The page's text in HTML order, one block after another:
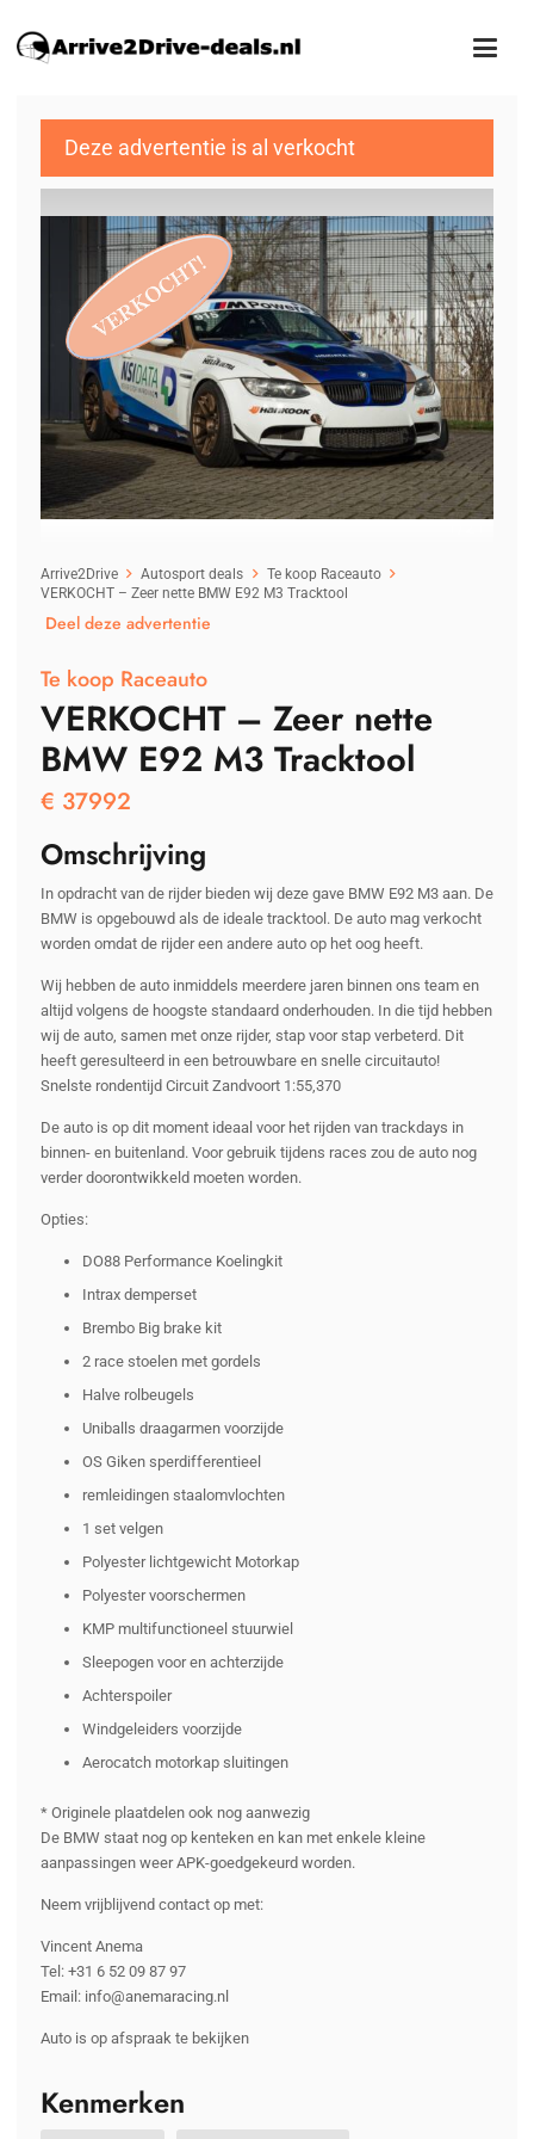
Deze advertentie is al verkocht
Arrive2Drive Autosport deals
Te koop Raceauto
VERKOCHT – Zeer nette BMW E92 M3 Tracktool
Deel deze advertentie
Te koop Raceauto
VERKOCHT – Zeer nette
BMW E92 M3 Tracktool
€ 37992
Omschrijving
In opdracht van de rijder bieden wij deze gave BMW E92 M3 aan. De
BMW is opgebouwd als de ideale tracktool. De auto mag verkocht
worden omdat de rijder een andere auto op het oog heeft.
Wij hebben de auto inmiddels meerdere jaren binnen ons team en
altijd volgens de hoogste standaard onderhouden. In die tijd hebben
wij de auto, samen met onze rijder, stap voor stap verbeterd. Dit
heeft geresulteerd in een betrouwbare en snelle circuitauto!
Snelste rondentijd Circuit Zandvoort 1:55,370
De auto is op dit moment ideaal voor het rijden van trackdays in
binnen- en buitenland. Voor gebruik tijdens races zou de auto nog
verder doorontwikkeld moeten worden.
Opties:
DO88 Performance Koelingkit
Intrax demperset
Brembo Big brake kit
2 race stoelen met gordels
Halve rolbeugels
Uniballs draagarmen voorzijde
OS Giken sperdifferentieel
remleidingen staalomvlochten
1 set velgen
Polyester lichtgewicht Motorkap
Polyester voorschermen
KMP multifunctioneel stuurwiel
Sleepogen voor en achterzijde
Achterspoiler
Windgeleiders voorzijde
Aerocatch motorkap sluitingen
* Originele plaatdelen ook nog aanwezig
De BMW staat nog op kenteken en kan met enkele kleine
aanpassingen weer APK-goedgekeurd worden.
Neem vrijblijvend contact op met:
Vincent Anema
Tel: +31 6 52 09 87 97
Email: info@anemaracing.nl
Auto is op afspraak te bekijken
Kenmerken